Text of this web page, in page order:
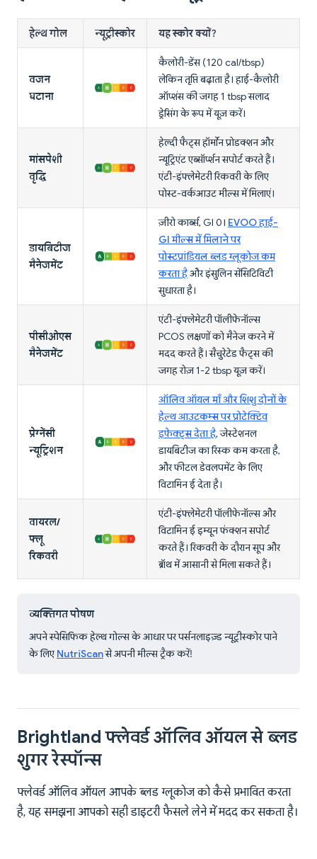
हेल्थ गोल न्यूट्रीस्कोर यह स्कोर क्यों?
वजन
घटाना
कैलोरी-डेंस (120 cal/tbsp)
लेकिन तृप्ति बढ़ाता है। हाई-कैलोरी
ऑप्शंस की जगह 1 tbsp सलाद
ड्रेसिंग के रूप में यूज़ करें।
मांसपेशी
वृद्धि
हेल्दी फैट्स हॉर्मोन प्रोडक्शन और
न्यूट्रिएंट एब्सॉर्प्शन सपोर्ट करते हैं।
एंटी-इंफ्लेमेटरी रिकवरी के लिए
पोस्ट-वर्कआउट मील्स में मिलाएं।
डायबिटीज
मैनेजमेंट
ज़ीरो कार्ब्स, GI 0। EVOO हाई-
GI मील्स में मिलाने पर
पोस्टप्रांडियल ब्लड ग्लूकोज कम
करता हैऔर इंसुलिन सेंसिटिविटी
सुधारता है।
पीसीओएस
मैनेजमेंट
एंटी-इंफ्लेमेटरी पॉलीफेनॉल्स
PCOS लक्षणों को मैनेज करने में
मदद करते हैं। सैचुरेटेड फैट्स की
जगह रोज़ 1-2 tbsp यूज़ करें।
प्रेग्नेंसी
न्यूट्रिशन
ऑलिव ऑयल माँ और शिशु दोनों के
हेल्थ आउटकम्स पर प्रोटेक्टिव
इफेक्ट्स देता है, जेस्टेशनल
डायबिटीज का रिस्क कम करता है,
और फीटल डेवलपमेंट के लिए
विटामिन ई देता है।
वायरल/
फ्लू
रिकवरी
एंटी-इंफ्लेमेटरी पॉलीफेनॉल्स और
विटामिन ई इम्यून फंक्शन सपोर्ट
करते हैं। रिकवरी के दौरान सूप और
ब्रॉथ में आसानी से मिला सकते हैं।
व्यक्तिगत पोषण
अपने स्पेसिफिक हेल्थ गोल्स के आधार पर पर्सनलाइज़्ड न्यूट्रीस्कोर पाने
के लिए NutriScanसे अपनी मील्स ट्रैक करें!
Brightland फ्लेवर्ड ऑलिव ऑयल से ब्लड
शुगर रेस्पॉन्स
फ्लेवर्ड ऑलिव ऑयल आपके ब्लड ग्लूकोज को कैसे प्रभावित करता
है, यह समझना आपको सही डाइटरी फैसले लेने में मदद कर सकता है।